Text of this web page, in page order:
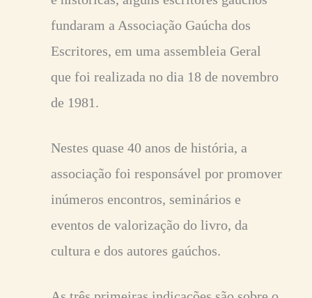
fundaram a Associação Gaúcha dos
Escritores, em uma assembleia Geral
que foi realizada no dia 18 de novembro
de 1981.
Nestes quase 40 anos de história, a
associação foi responsável por promover
inúmeros encontros, seminários e
eventos de valorização do livro, da
cultura e dos autores gaúchos.